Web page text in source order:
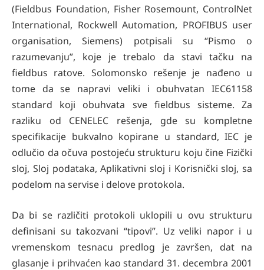
(Fieldbus Foundation, Fisher Rosemount, ControlNet
International, Rockwell Automation, PROFIBUS user
organisation, Siemens) potpisali su “Pismo o
razumevanju”, koje je trebalo da stavi tačku na
fieldbus ratove. Solomonsko rešenje je nađeno u
tome da se napravi veliki i obuhvatan IEC61158
standard koji obuhvata sve fieldbus sisteme. Za
razliku od CENELEC rešenja, gde su kompletne
specifikacije bukvalno kopirane u standard, IEC je
odlučio da očuva postojeću strukturu koju čine Fizički
sloj, Sloj podataka, Aplikativni sloj i Korisnički sloj, sa
podelom na servise i delove protokola.
Da bi se različiti protokoli uklopili u ovu strukturu
definisani su takozvani “tipovi”. Uz veliki napor i u
vremenskom tesnacu predlog je završen, dat na
glasanje i prihvaćen kao standard 31. decembra 2001